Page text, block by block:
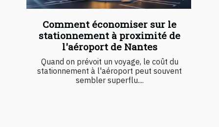
Comment économiser sur le
stationnement à proximité de
l'aéroport de Nantes
Quand on prévoit un voyage, le coût du
stationnement à l'aéroport peut souvent
sembler superflu....